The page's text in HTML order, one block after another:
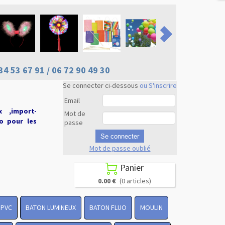
53 67 91 / 06 72 90 49 30
Se connecter ci-dessous ou S'inscrire
Email
Mot de
passe
Se connecter
Mot de passe oublié
,import-
pour les
 Panier
0.00 € (0 articles)
BATON LUMINEUX BATON FLUO MOULIN